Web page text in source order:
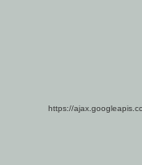
https://